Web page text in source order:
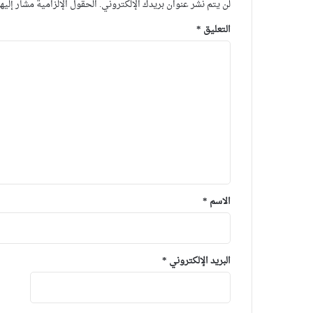
لن يتم نشر عنوان بريدك الإلكتروني.الحقول الإلزامية مشار
التعليق *
الاسم *
البريد الإلكتروني *